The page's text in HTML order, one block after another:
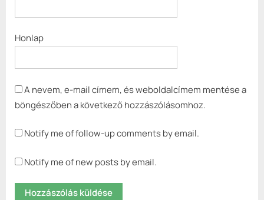
Honlap
A nevem, e-mail címem, és weboldalcímem mentése a
böngészőben a következő hozzászólásomhoz.
Notify me of follow-up comments by email.
Notify me of new posts by email.